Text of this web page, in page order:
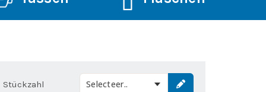
Stückzahl Selecteer..